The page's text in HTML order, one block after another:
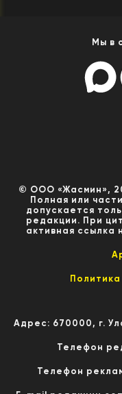
Мы в
© ООО «Жасмин»,
Полная или
допускается
редакции. При
активная ссылка
Адрес: 670000, г.
Телефон
Телефон